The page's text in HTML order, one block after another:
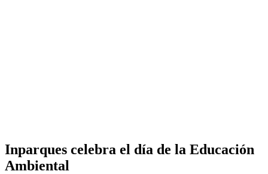
Inparques celebra el día de la Educación
Ambiental